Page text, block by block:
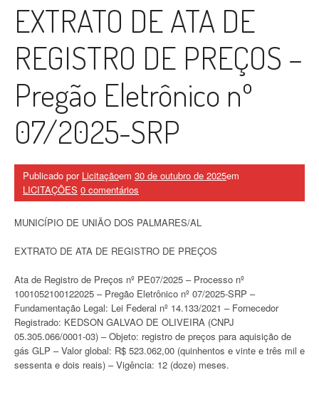
EXTRATO DE ATA DE
REGISTRO DE PREÇOS –
Pregão Eletrônico nº
07/2025-SRP
Publicado por Licitaçãoem 30 de outubro de 2025em
LICITAÇÕES 0 comentários
MUNICÍPIO DE UNIÃO DOS PALMARES/AL
EXTRATO DE ATA DE REGISTRO DE PREÇOS
Ata de Registro de Preços nº PE07/2025 – Processo nº
1001052100122025 – Pregão Eletrônico nº 07/2025-SRP –
Fundamentação Legal: Lei Federal nº 14.133/2021 – Fornecedor
Registrado: KEDSON GALVAO DE OLIVEIRA (CNPJ
05.305.066/0001-03) – Objeto: registro de preços para aquisição de
gás GLP – Valor global: R$ 523.062,00 (quinhentos e vinte e três mil e
sessenta e dois reais) – Vigência: 12 (doze) meses.